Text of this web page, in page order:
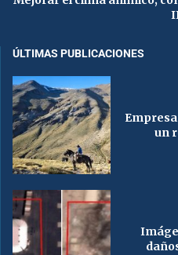
ÚLTIMAS PUBLICACIONES
un